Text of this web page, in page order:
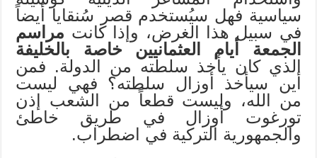
سياسية فهل سيُستخدم قصر سُنقايا أيضاً
في سبيل هذا الغرض، وإذا كانت مراسم
الجمعة أيام العثمانيين خاصة بالخليفة
الذي كان يأخذ سلطته من الدولة. فمن
أين سيأخذ أوزال سلطته؟ فهي ليست
من الله، وليست قطعاً من الشعب إذن
تورغوت أوزال في طريق خاطئ
والجمهورية التركية في اضطراب.